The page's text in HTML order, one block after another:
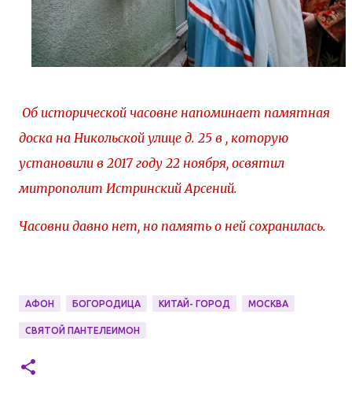
Об исторической часовне напоминает памятная
доска на Никольской улице д. 25 в , которую
установили в 2017 году 22 ноября, освятил
митрополит Истринский Арсений.
Часовни давно нет, но память о ней сохранилась.
АФОН БОГОРОДИЦА КИТАЙ- ГОРОД МОСКВА
СВЯТОЙ ПАНТЕЛЕИМОН